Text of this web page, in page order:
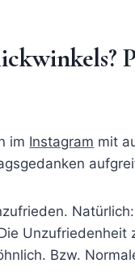
im Instagram mit
Unzufriedenheit
Bzw.